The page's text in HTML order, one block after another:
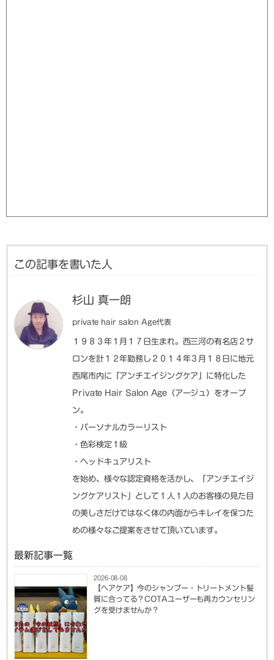
この記事を書いた人
杉山 真一朗
private hair salon Age代表
１９８３年１月１７日生まれ。西三河の有名店２サ
ロンを計１２年勤務し２０１４年３月１８日に地元
西尾市内に「アンチエイジングケア」に特化した
Private Hair Salon Age（アージュ）をオープ
ン。
・パーソナルカラーリスト
・色彩検定１級
・ヘッドキュアリスト
を始め、様々な認定資格を活かし、「アンチエイジ
ングケアリスト」として１人１人のお客様の見た目
の美しさだけではなく体の内面からキレイを保つた
めの様々なご提案をさせて頂いています。
最新記事一覧
2026-08-08
【ヘアケア】今のシャンプー・トリートメント髪
質に合ってる？COTAユーザーも再カウンセリン
グを受けませんか？